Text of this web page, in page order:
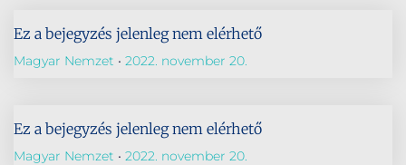
Ez a bejegyzés jelenleg nem elérhető
Magyar Nemzet 2022. november 20.
Ez a bejegyzés jelenleg nem elérhető
Magyar Nemzet 2022. november 20.